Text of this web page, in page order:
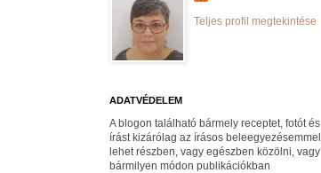
Teljes profil megtekintése
ADATVÉDELEM
A blogon található bármely receptet, fotót és
írást kizárólag az írásos beleegyezésemmel
lehet részben, vagy egészben közölni, vagy
bármilyen módon publikációkban